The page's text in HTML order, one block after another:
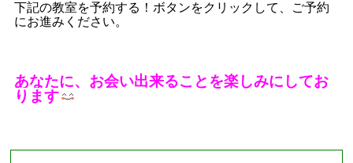
下記の教室を予約する！ボタンをクリックして、ご予約
にお進みください。
あなたに、お会い出来ることを楽しみにしてお
ります